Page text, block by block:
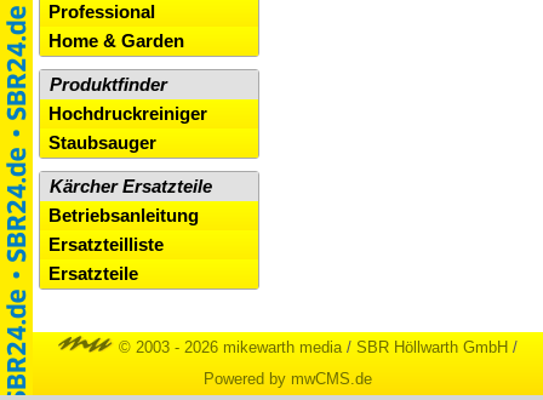
Professional
Home & Garden
Produktfinder
Hochdruckreiniger
Staubsauger
Kärcher Ersatzteile
Betriebsanleitung
Ersatzteilliste
Ersatzteile
© 2003 - 2026 mikewarth media / SBR Höllwarth GmbH /
Powered by mwCMS.de